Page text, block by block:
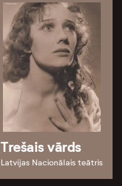
Trešais vārds
Latvijas Nacionālais teātris